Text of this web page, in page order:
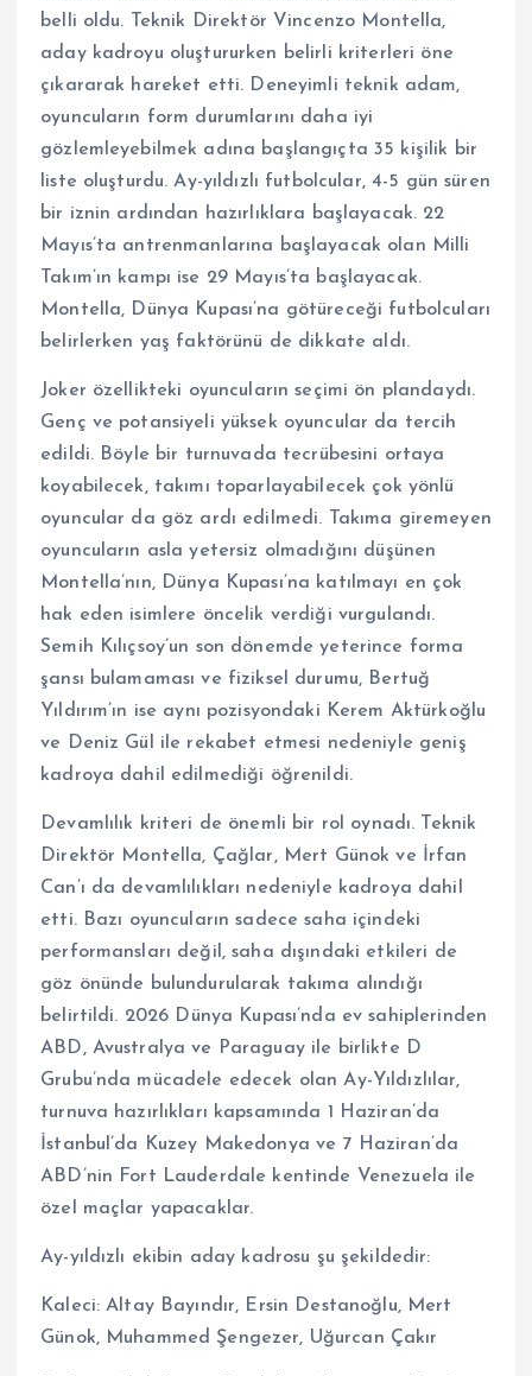
belli oldu. Teknik Direktör Vincenzo Montella,
aday kadroyu oluştururken belirli kriterleri öne
çıkararak hareket etti. Deneyimli teknik adam,
oyuncuların form durumlarını daha iyi
gözlemleyebilmek adına başlangıçta 35 kişilik bir
liste oluşturdu. Ay-yıldızlı futbolcular, 4-5 gün süren
bir iznin ardından hazırlıklara başlayacak. 22
Mayıs’ta antrenmanlarına başlayacak olan Milli
Takım’ın kampı ise 29 Mayıs’ta başlayacak.
Montella, Dünya Kupası’na götüreceği futbolcuları
belirlerken yaş faktörünü de dikkate aldı.
Joker özellikteki oyuncuların seçimi ön plandaydı.
Genç ve potansiyeli yüksek oyuncular da tercih
edildi. Böyle bir turnuvada tecrübesini ortaya
koyabilecek, takımı toparlayabilecek çok yönlü
oyuncular da göz ardı edilmedi. Takıma giremeyen
oyuncuların asla yetersiz olmadığını düşünen
Montella’nın, Dünya Kupası’na katılmayı en çok
hak eden isimlere öncelik verdiği vurgulandı.
Semih Kılıçsoy’un son dönemde yeterince forma
şansı bulamaması ve fiziksel durumu, Bertuğ
Yıldırım’ın ise aynı pozisyondaki Kerem Aktürkoğlu
ve Deniz Gül ile rekabet etmesi nedeniyle geniş
kadroya dahil edilmediği öğrenildi.
Devamlılık kriteri de önemli bir rol oynadı. Teknik
Direktör Montella, Çağlar, Mert Günok ve İrfan
Can’ı da devamlılıkları nedeniyle kadroya dahil
etti. Bazı oyuncuların sadece saha içindeki
performansları değil, saha dışındaki etkileri de
göz önünde bulundurularak takıma alındığı
belirtildi. 2026 Dünya Kupası’nda ev sahiplerinden
ABD, Avustralya ve Paraguay ile birlikte D
Grubu’nda mücadele edecek olan Ay-Yıldızlılar,
turnuva hazırlıkları kapsamında 1 Haziran’da
İstanbul’da Kuzey Makedonya ve 7 Haziran’da
ABD’nin Fort Lauderdale kentinde Venezuela ile
özel maçlar yapacaklar.
Ay-yıldızlı ekibin aday kadrosu şu şekildedir:
Kaleci: Altay Bayındır, Ersin Destanoğlu, Mert
Günok, Muhammed Şengezer, Uğurcan Çakır